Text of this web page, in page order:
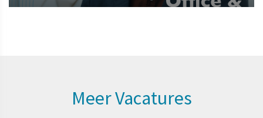
Meer Vacatures